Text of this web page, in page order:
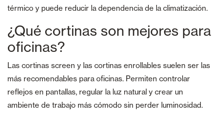
térmico y puede reducir la dependencia de la climatización.
¿Qué cortinas son mejores para
oficinas?
Las cortinas screen y las cortinas enrollables suelen ser las
más recomendables para oficinas. Permiten controlar
reflejos en pantallas, regular la luz natural y crear un
ambiente de trabajo más cómodo sin perder luminosidad.